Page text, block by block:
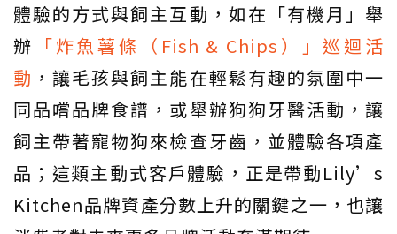
體驗的方式與飼主互動，如在「有機月」舉
辦 「炸魚薯條（Fish & Chips）」巡迴活
動 ，讓毛孩與飼主能在輕鬆有趣的氛圍中一
同品嚐品牌食譜，或舉辦狗狗牙醫活動，讓
飼主帶著寵物狗來檢查牙齒，並體驗各項產
品；這類主動式客戶體驗，正是帶動Lily’s
Kitchen品牌資產分數上升的關鍵之一，也讓